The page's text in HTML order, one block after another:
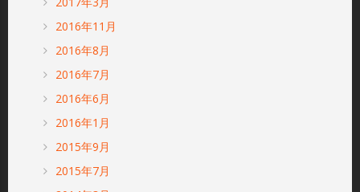
2016年11月
2016年8月
2016年7月
2016年6月
2016年1月
2015年9月
2015年7月